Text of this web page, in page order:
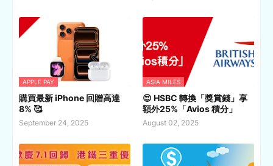
APPLE PAY
購買最新 iPhone 回贈高達
8% 🥰
September 24, 2025
ASIA MILES
😍 HSBC 轉換「獎賞錢」享
額外25%「Avios 積分」
August 02, 2025